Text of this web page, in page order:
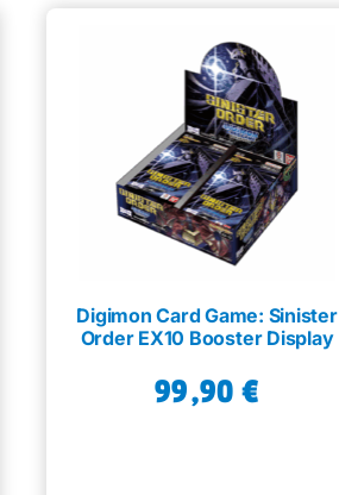
Digimon Card Game: Sinister
Order EX10 Booster Display
99,90 €